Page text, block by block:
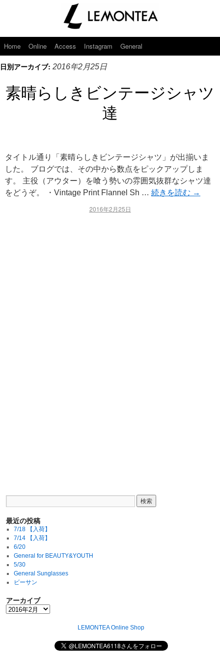
Home Online Access Instagram General
日別アーカイブ: 2016年2月25日
素晴らしきビンテージシャツ
達
タイトル通り「素晴らしきビンテージシャツ」が出揃いま
した。 ブログでは、その中から数点をピックアップしま
す。 主役（アウター）を喰う勢いの雰囲気抜群なシャツ達
をどうぞ。 ・Vintage Print Flannel Sh … 続きを読む →
2016年2月25日
最近の投稿
7/18 【入荷】
7/14 【入荷】
6/20
General for BEAUTY&YOUTH
5/30
General Sunglasses
ビーサン
アーカイブ
LEMONTEA Online Shop